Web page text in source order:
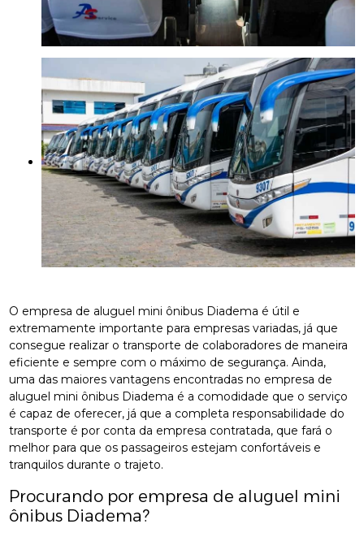
O empresa de aluguel mini ônibus Diadema é útil e
extremamente importante para empresas variadas, já que
consegue realizar o transporte de colaboradores de maneira
eficiente e sempre com o máximo de segurança. Ainda,
uma das maiores vantagens encontradas no empresa de
aluguel mini ônibus Diadema é a comodidade que o serviço
é capaz de oferecer, já que a completa responsabilidade do
transporte é por conta da empresa contratada, que fará o
melhor para que os passageiros estejam confortáveis e
tranquilos durante o trajeto.
Procurando por empresa de aluguel mini
ônibus Diadema?